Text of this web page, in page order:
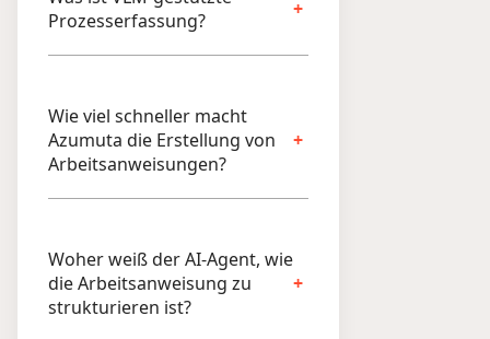
Prozesserfassung?
Wie viel schneller macht
Azumuta die Erstellung von
Arbeitsanweisungen?
Woher weiß der AI-Agent, wie
die Arbeitsanweisung zu
strukturieren ist?